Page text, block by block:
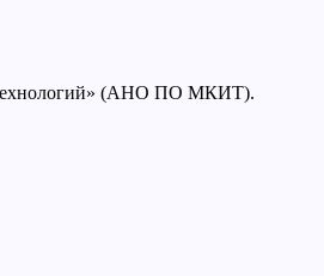
технологий» (АНО ПО МКИТ).